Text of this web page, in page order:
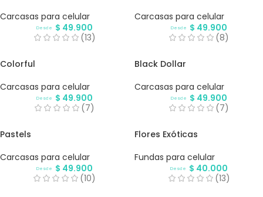
Carcasas para celular
Desde $ 49.900
(13)
Carcasas para celular
Desde $ 49.900
(8)
Colorful
Carcasas para celular
Desde $ 49.900
(7)
Black Dollar
Carcasas para celular
Desde $ 49.900
(7)
Pastels
Carcasas para celular
Desde $ 49.900
(10)
Flores Exóticas
Fundas para celular
Desde $ 40.000
(13)